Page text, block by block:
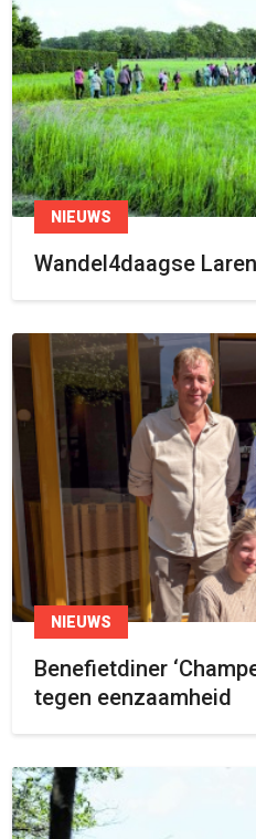
NIEUWS
Wandel4daagse
NIEUWS
Benefietdiner
tegen eenzaamheid